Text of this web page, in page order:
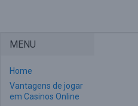
MENU
Home
Vantagens de jogar
em Casinos Online